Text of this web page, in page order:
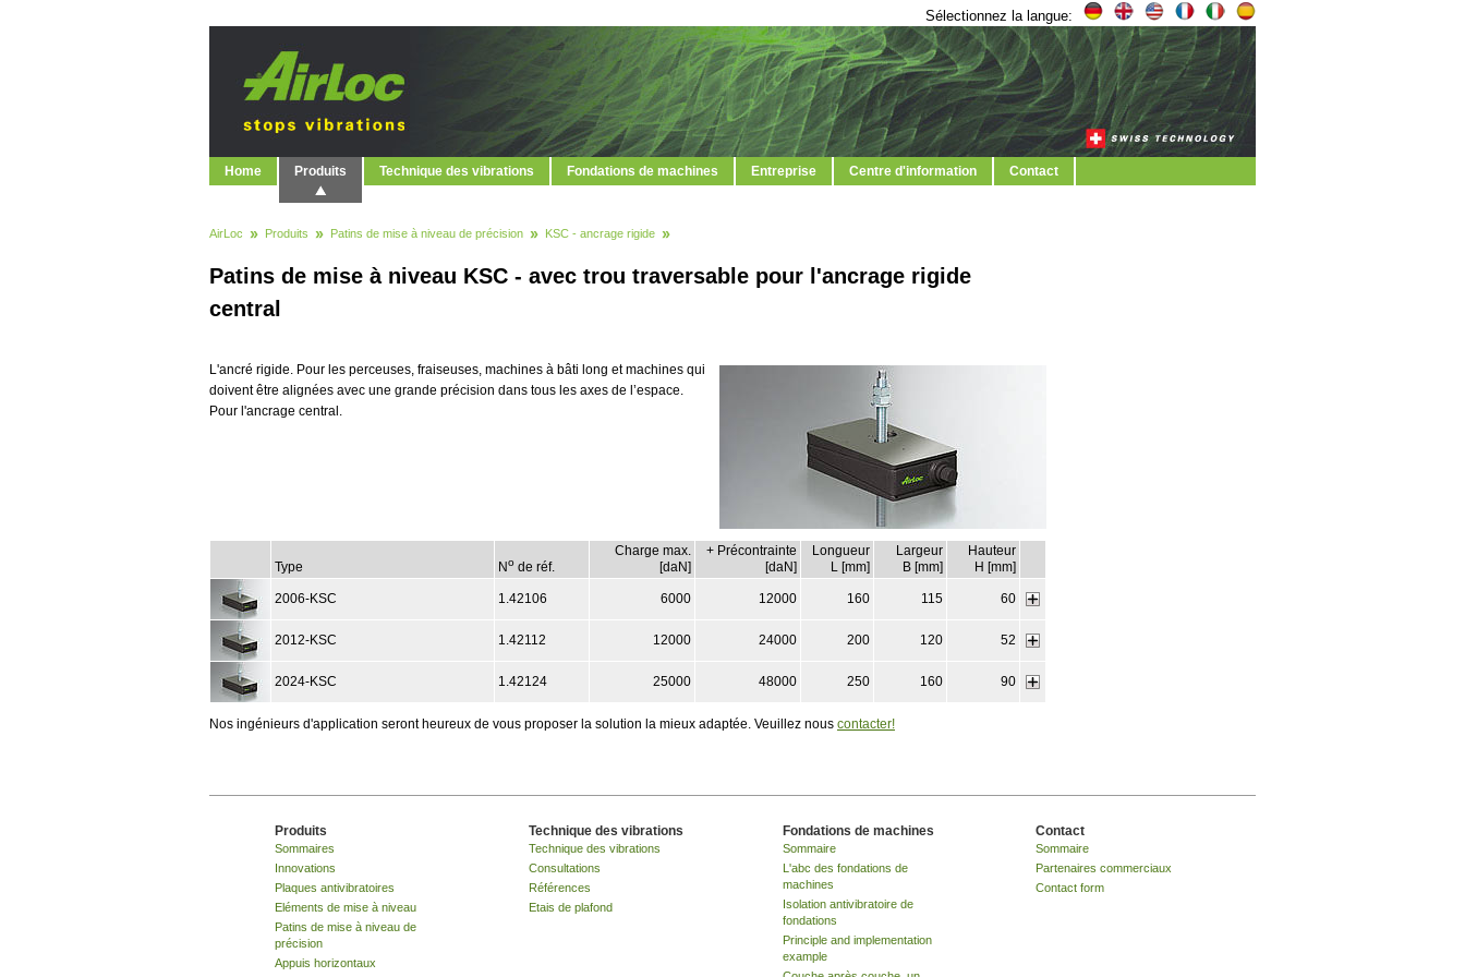
Sélectionnez la langue:
Home Produits Technique des vibrations Fondations de machines Entreprise Centre d'information Contact
AirLoc Produits Patins de mise à niveau de précision KSC - ancrage rigide
Patins de mise à niveau KSC - avec trou traversable pour l'ancrage rigide
central
L'ancré rigide. Pour les perceuses, fraiseuses, machines à bâti long et machines qui
doivent être alignées avec une grande précision dans tous les axes de l’espace.
Pour l'ancrage central.
Type No de réf.
Charge max.
[daN]
+ Précontrainte
[daN]
Longueur
L [mm]
Largeur
B [mm]
Hauteur
H [mm]
2006-KSC 1.42106 6000 12000 160 115 60
2012-KSC 1.42112 12000 24000 200 120 52
2024-KSC 1.42124 25000 48000 250 160 90
Nos ingénieurs d'application seront heureux de vous proposer la solution la mieux adaptée. Veuillez nous contacter!
Produits
Sommaires
Innovations
Plaques antivibratoires
Eléments de mise à niveau
Patins de mise à niveau de
précision
Appuis horizontaux
Technique des vibrations
Technique des vibrations
Consultations
Références
Etais de plafond
Fondations de machines
Sommaire
L'abc des fondations de
machines
Isolation antivibratoire de
fondations
Principle and implementation
example
Contact
Sommaire
Partenaires commerciaux
Contact form